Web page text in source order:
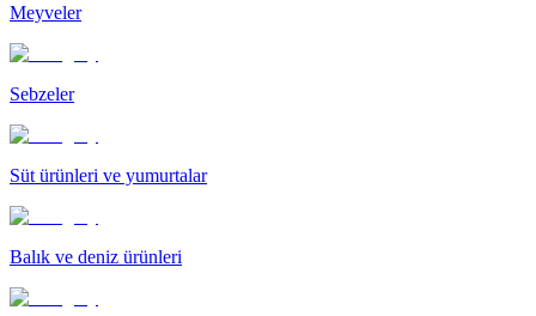
Meyveler
Sebzeler
Süt ürünleri ve yumurtalar
Balık ve deniz ürünleri